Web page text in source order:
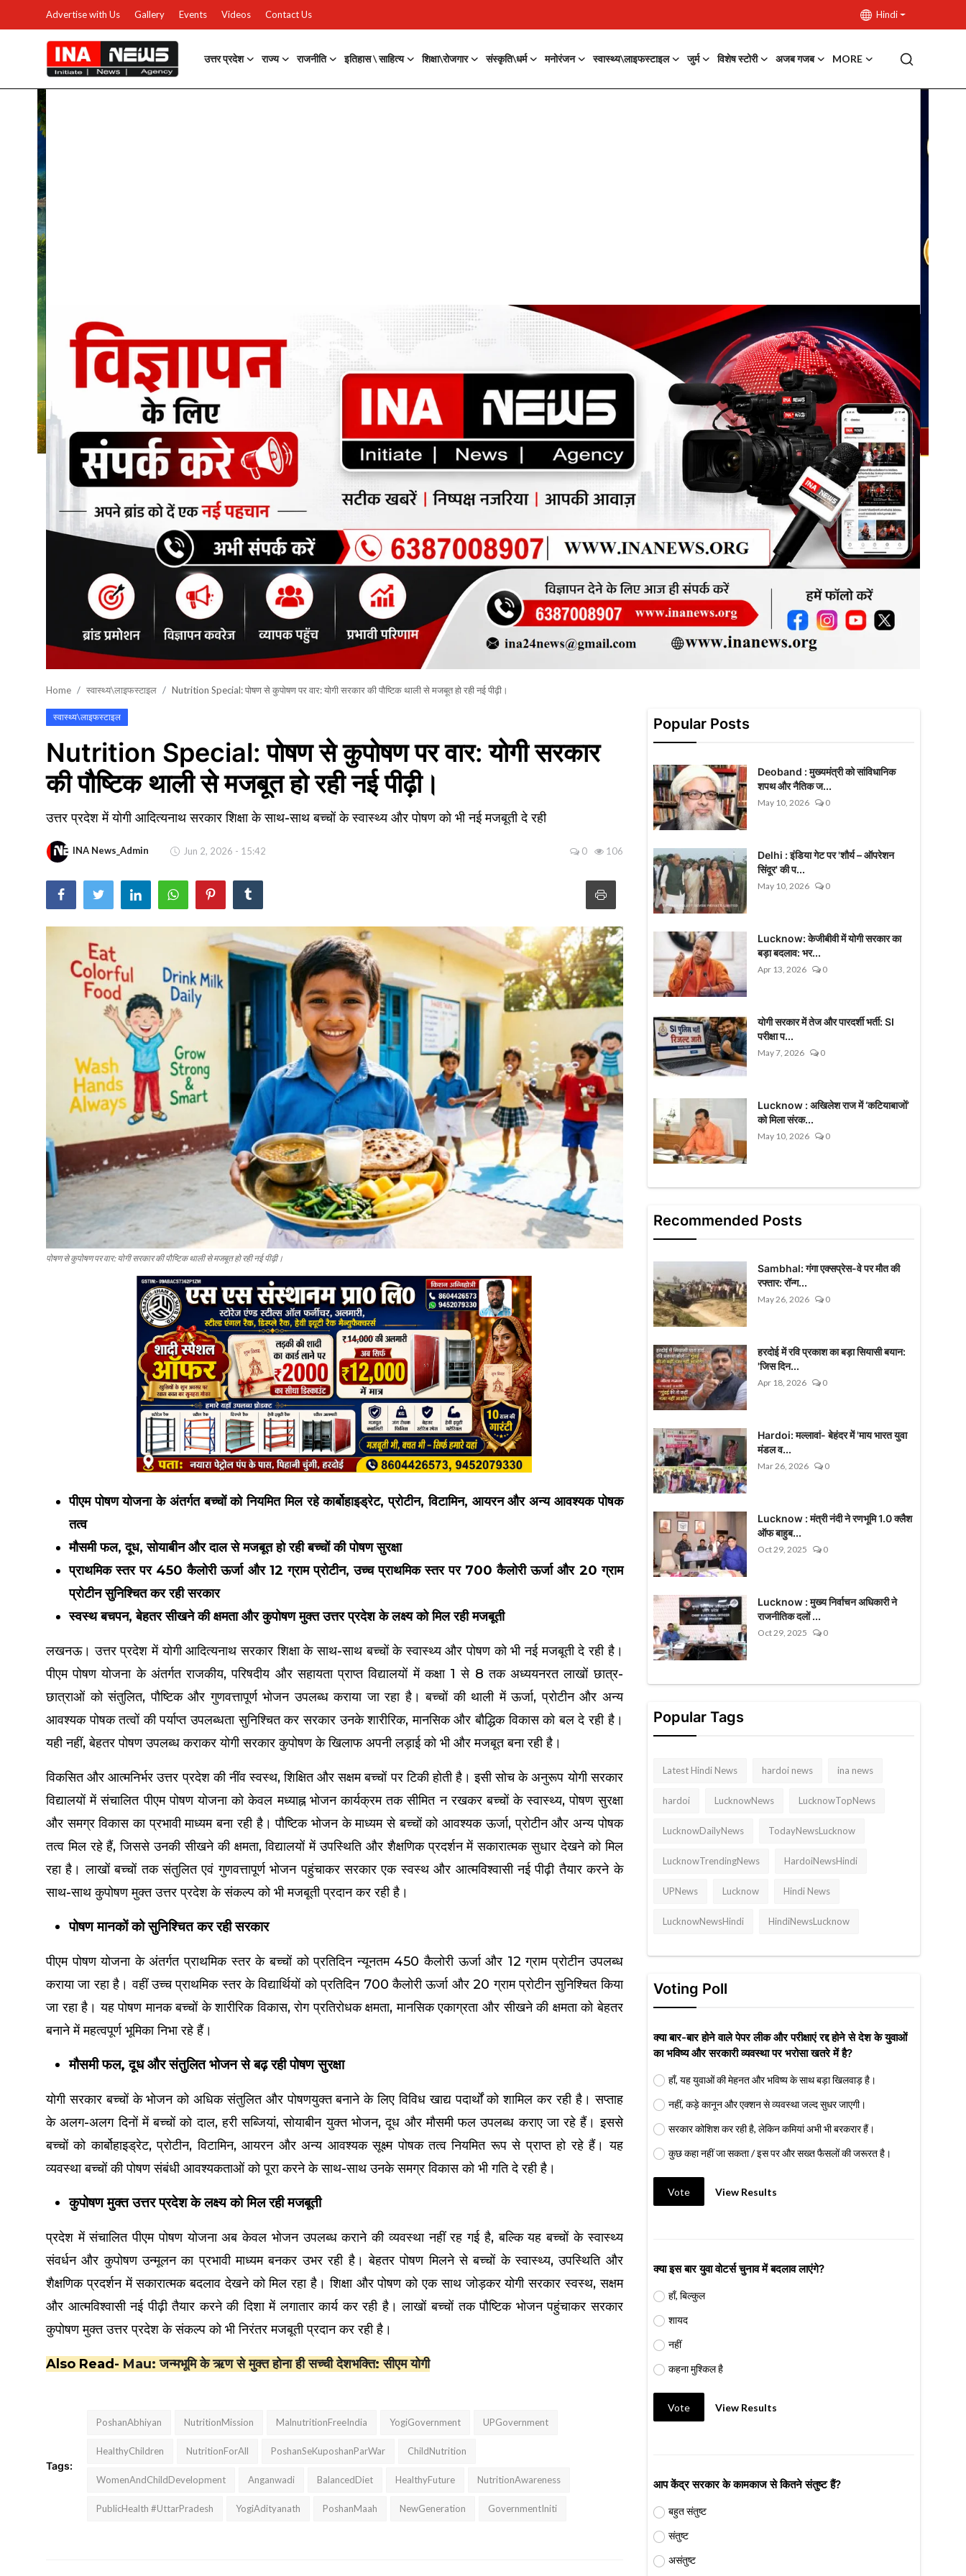
Advertise with Us Gallery Events Videos Contact Us Hindi
उत्तर प्रदेश राज्य राजनीति इतिहास \ साहित्य शिक्षा\रोजगार संस्कृति\धर्म मनोरंजन स्वास्थ्य\लाइफस्टाइल जुर्म विशेष स्टोरी अजब गजब MORE
उत्तर प्रदेश
Advertise with Us
Events
Gallery
राजनीति
Contacts
इतिहास \ साहित्य
शिक्षा\रोजगार
मनोरंजन
स्वास्थ्य\लाइफस्टाइल
अजब गजब
टेक्नोलॉजी / बिजनेस
वायरल न्यूज़
Home स्वास्थ्य\लाइफस्टाइल Nutrition Special: पोषण से कुपोषण पर वार: योगी सरकार की पौष्टिक थाली से मजबूत हो रही नई पीढ़ी।
स्वास्थ्य\लाइफस्टाइल
Nutrition Special: पोषण से कुपोषण पर वार: योगी सरकार
की पौष्टिक थाली से मजबूत हो रही नई पीढ़ी।
उत्तर प्रदेश में योगी आदित्यनाथ सरकार शिक्षा के साथ-साथ बच्चों के स्वास्थ्य और पोषण को भी नई मजबूती दे रही
INA News_Admin Jun 2, 2026 - 15:42 0 106
पोषण से कुपोषण पर वार: योगी सरकार की पौष्टिक थाली से मजबूत हो रही नई पीढ़ी।
पीएम पोषण योजना के अंतर्गत बच्चों को नियमित मिल रहे कार्बोहाइड्रेट, प्रोटीन, विटामिन, आयरन और अन्य आवश्यक पोषक
तत्व
मौसमी फल, दूध, सोयाबीन और दाल से मजबूत हो रही बच्चों की पोषण सुरक्षा
प्राथमिक स्तर पर 450 कैलोरी ऊर्जा और 12 ग्राम प्रोटीन, उच्च प्राथमिक स्तर पर 700 कैलोरी ऊर्जा और 20 ग्राम
प्रोटीन सुनिश्चित कर रही सरकार
स्वस्थ बचपन, बेहतर सीखने की क्षमता और कुपोषण मुक्त उत्तर प्रदेश के लक्ष्य को मिल रही मजबूती
लखनऊ। उत्तर प्रदेश में योगी आदित्यनाथ सरकार शिक्षा के साथ-साथ बच्चों के स्वास्थ्य और पोषण को भी नई मजबूती दे रही है।
पीएम पोषण योजना के अंतर्गत राजकीय, परिषदीय और सहायता प्राप्त विद्यालयों में कक्षा 1 से 8 तक अध्ययनरत लाखों छात्र-
छात्राओं को संतुलित, पौष्टिक और गुणवत्तापूर्ण भोजन उपलब्ध कराया जा रहा है। बच्चों की थाली में ऊर्जा, प्रोटीन और अन्य
आवश्यक पोषक तत्वों की पर्याप्त उपलब्धता सुनिश्चित कर सरकार उनके शारीरिक, मानसिक और बौद्धिक विकास को बल दे रही है।
यही नहीं, बेहतर पोषण उपलब्ध कराकर योगी सरकार कुपोषण के खिलाफ अपनी लड़ाई को भी और मजबूत बना रही है।
विकसित और आत्मनिर्भर उत्तर प्रदेश की नींव स्वस्थ, शिक्षित और सक्षम बच्चों पर टिकी होती है। इसी सोच के अनुरूप योगी सरकार
विद्यालयों में संचालित पीएम पोषण योजना को केवल मध्याह्न भोजन कार्यक्रम तक सीमित न रखकर बच्चों के स्वास्थ्य, पोषण सुरक्षा
और समग्र विकास का प्रभावी माध्यम बना रही है। पौष्टिक भोजन के माध्यम से बच्चों को आवश्यक ऊर्जा, प्रोटीन और अन्य पोषक
तत्व मिल रहे हैं, जिससे उनकी सीखने की क्षमता, विद्यालयों में उपस्थिति और शैक्षणिक प्रदर्शन में सकारात्मक सुधार देखने को मिल
रहा है। लाखों बच्चों तक संतुलित एवं गुणवत्तापूर्ण भोजन पहुंचाकर सरकार एक स्वस्थ और आत्मविश्वासी नई पीढ़ी तैयार करने के
साथ-साथ कुपोषण मुक्त उत्तर प्रदेश के संकल्प को भी मजबूती प्रदान कर रही है।
पोषण मानकों को सुनिश्चित कर रही सरकार
पीएम पोषण योजना के अंतर्गत प्राथमिक स्तर के बच्चों को प्रतिदिन न्यूनतम 450 कैलोरी ऊर्जा और 12 ग्राम प्रोटीन उपलब्ध
कराया जा रहा है। वहीं उच्च प्राथमिक स्तर के विद्यार्थियों को प्रतिदिन 700 कैलोरी ऊर्जा और 20 ग्राम प्रोटीन सुनिश्चित किया
जा रहा है। यह पोषण मानक बच्चों के शारीरिक विकास, रोग प्रतिरोधक क्षमता, मानसिक एकाग्रता और सीखने की क्षमता को बेहतर
बनाने में महत्वपूर्ण भूमिका निभा रहे हैं।
मौसमी फल, दूध और संतुलित भोजन से बढ़ रही पोषण सुरक्षा
योगी सरकार बच्चों के भोजन को अधिक संतुलित और पोषणयुक्त बनाने के लिए विविध खाद्य पदार्थों को शामिल कर रही है। सप्ताह
के अलग-अलग दिनों में बच्चों को दाल, हरी सब्जियां, सोयाबीन युक्त भोजन, दूध और मौसमी फल उपलब्ध कराए जा रहे हैं। इससे
बच्चों को कार्बोहाइड्रेट, प्रोटीन, विटामिन, आयरन और अन्य आवश्यक सूक्ष्म पोषक तत्व नियमित रूप से प्राप्त हो रहे हैं। यह
व्यवस्था बच्चों की पोषण संबंधी आवश्यकताओं को पूरा करने के साथ-साथ उनके समग्र विकास को भी गति दे रही है।
कुपोषण मुक्त उत्तर प्रदेश के लक्ष्य को मिल रही मजबूती
प्रदेश में संचालित पीएम पोषण योजना अब केवल भोजन उपलब्ध कराने की व्यवस्था नहीं रह गई है, बल्कि यह बच्चों के स्वास्थ्य
संवर्धन और कुपोषण उन्मूलन का प्रभावी माध्यम बनकर उभर रही है। बेहतर पोषण मिलने से बच्चों के स्वास्थ्य, उपस्थिति और
शैक्षणिक प्रदर्शन में सकारात्मक बदलाव देखने को मिल रहा है। शिक्षा और पोषण को एक साथ जोड़कर योगी सरकार स्वस्थ, सक्षम
और आत्मविश्वासी नई पीढ़ी तैयार करने की दिशा में लगातार कार्य कर रही है। लाखों बच्चों तक पौष्टिक भोजन पहुंचाकर सरकार
कुपोषण मुक्त उत्तर प्रदेश के संकल्प को भी निरंतर मजबूती प्रदान कर रही है।
Also Read- Mau: जन्मभूमि के ऋण से मुक्त होना ही सच्ची देशभक्ति: सीएम योगी
Tags:
PoshanAbhiyan NutritionMission MalnutritionFreeIndia YogiGovernment UPGovernment
HealthyChildren NutritionForAll PoshanSeKuposhanParWar ChildNutrition
WomenAndChildDevelopment Anganwadi BalancedDiet HealthyFuture NutritionAwareness
PublicHealth #UttarPradesh YogiAdityanath PoshanMaah NewGeneration GovernmentIniti
Popular Posts
Deoband : मुख्यमंत्री को सांविधानिक
शपथ और नैतिक ज...
May 10, 2026 0
Delhi : इंडिया गेट पर 'शौर्य – ऑपरेशन
सिंदूर' की प...
May 10, 2026 0
Lucknow: केजीबीवी में योगी सरकार का
बड़ा बदलाव: भर...
Apr 13, 2026 0
योगी सरकार में तेज और पारदर्शी भर्ती: SI
परीक्षा प...
May 7, 2026 0
Lucknow : अखिलेश राज में ‘कटियाबाजों’
को मिला संरक...
May 10, 2026 0
Recommended Posts
Sambhal: गंगा एक्सप्रेस-वे पर मौत की
रफ्तार: रॉन्ग...
May 26, 2026 0
हरदोई में रवि प्रकाश का बड़ा सियासी बयान:
'जिस दिन...
Apr 18, 2026 0
Hardoi: मल्लावां- बेहंदर में 'माय भारत युवा
मंडल व...
Mar 26, 2026 0
Lucknow : मंत्री नंदी ने रणभूमि 1.0 क्लैश
ऑफ बाहुब...
Oct 29, 2025 0
Lucknow : मुख्य निर्वाचन अधिकारी ने
राजनीतिक दलों ...
Oct 29, 2025 0
Popular Tags
Latest Hindi News hardoi news ina news
hardoi LucknowNews LucknowTopNews
LucknowDailyNews TodayNewsLucknow
LucknowTrendingNews HardoiNewsHindi
UPNews Lucknow Hindi News
LucknowNewsHindi HindiNewsLucknow
Voting Poll
क्या बार-बार होने वाले पेपर लीक और परीक्षाएं रद्द होने से देश के युवाओं
का भविष्य और सरकारी व्यवस्था पर भरोसा खतरे में है?
हाँ, यह युवाओं की मेहनत और भविष्य के साथ बड़ा खिलवाड़ है।
नहीं, कड़े कानून और एक्शन से व्यवस्था जल्द सुधर जाएगी।
सरकार कोशिश कर रही है, लेकिन कमियां अभी भी बरकरार हैं।
कुछ कहा नहीं जा सकता / इस पर और सख्त फैसलों की जरूरत है।
Vote View Results
क्या इस बार युवा वोटर्स चुनाव में बदलाव लाएंगे?
हाँ, बिल्कुल
शायद
नहीं
कहना मुश्किल है
Vote View Results
आप केंद्र सरकार के कामकाज से कितने संतुष्ट हैं?
बहुत संतुष्ट
संतुष्ट
असंतुष्ट